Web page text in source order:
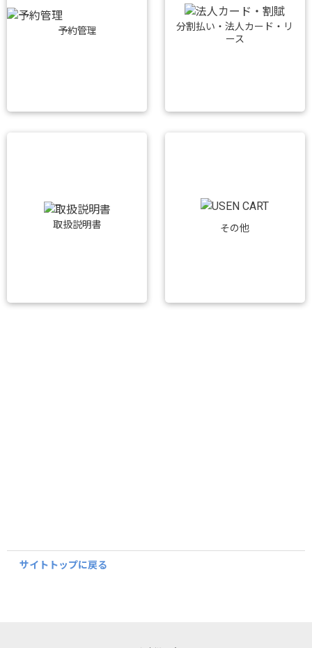
予約管理
分割払い・法人カード・リ
ース
取扱説明書 その他
サイトトップに戻る